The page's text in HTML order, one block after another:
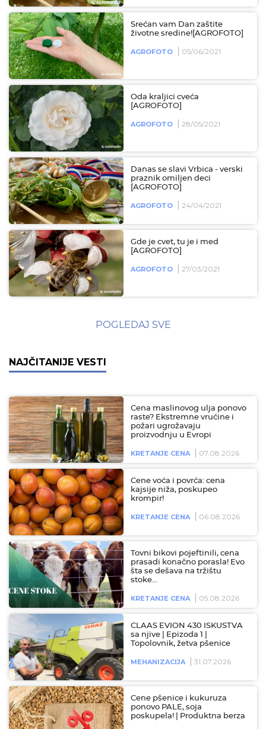
Srećan vam Dan zaštite
životne sredine![AGROFOTO]
AGROFOTO 05/06/2021
Oda kraljici cveća
[AGROFOTO]
AGROFOTO 28/05/2021
Danas se slavi Vrbica - verski
praznik omiljen deci
[AGROFOTO]
AGROFOTO 24/04/2021
Gde je cvet, tu je i med
[AGROFOTO]
AGROFOTO 27/03/2021
POGLEDAJ SVE
NAJČITANIJE VESTI
Cena maslinovog ulja ponovo
raste? Ekstremne vrućine i
požari ugrožavaju
proizvodnju u Evropi
KRETANJE CENA 07.08.2026
Cene voća i povrća: cena
kajsije niža, poskupeo
krompir!
KRETANJE CENA 06.08.2026
Tovni bikovi pojeftinili, cena
prasadi konačno porasla! Evo
šta se dešava na tržištu
stoke…
KRETANJE CENA 05.08.2026
CLAAS EVION 430 ISKUSTVA
sa njive | Epizoda 1 |
Topolovnik, žetva pšenice
MEHANIZACIJA 31.07.2026
Cene pšenice i kukuruza
ponovo PALE, soja
poskupela! | Produktna berza